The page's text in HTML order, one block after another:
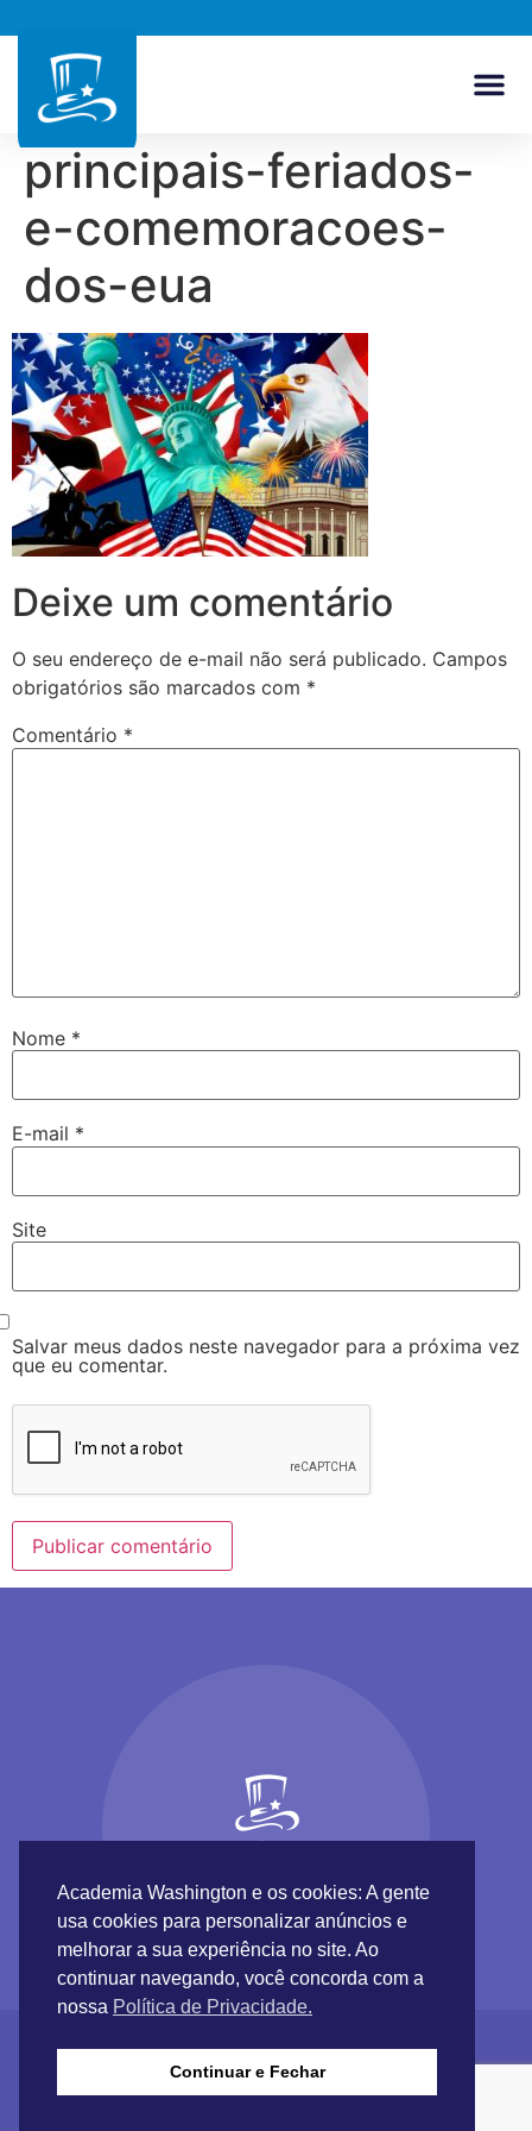
principais-feriados-
e-comemoracoes-
dos-eua
Deixe um comentário
O seu endereço de e-mail não será publicado. Campos
obrigatórios são marcados com *
Comentário *
Nome *
E-mail *
Site
Salvar meus dados neste navegador para a próxima vez
que eu comentar.
Academia Washington e os cookies: A gente
usa cookies para personalizar anúncios e
melhorar a sua experiência no site. Ao
continuar navegando, você concorda com a
nossa Política de Privacidade.
Continuar e Fechar